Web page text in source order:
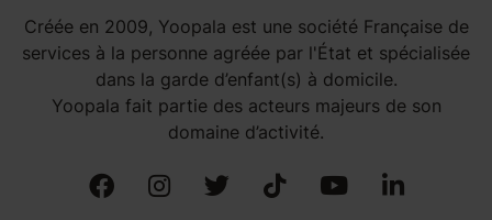
Créée en 2009, Yoopala est une société Française de
services à la personne agréée par l'État et spécialisée
dans la garde d’enfant(s) à domicile.
Yoopala fait partie des acteurs majeurs de son
domaine d’activité.